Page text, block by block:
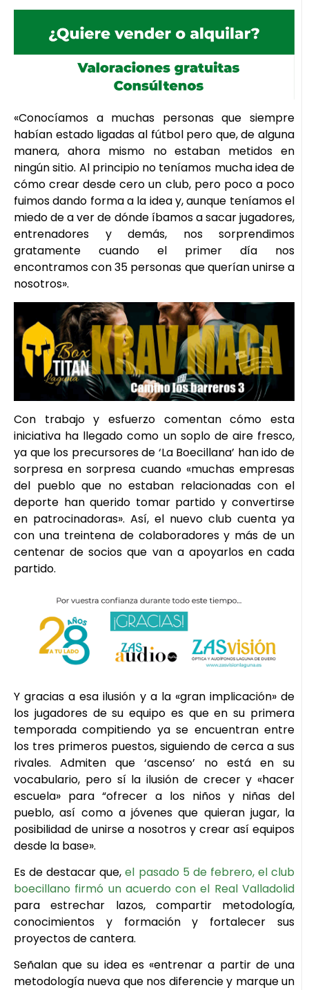
«Conocíamos a muchas personas que siempre
habían estado ligadas al fútbol pero que, de alguna
manera, ahora mismo no estaban metidos en
ningún sitio. Al principio no teníamos mucha idea de
cómo crear desde cero un club, pero poco a poco
fuimos dando forma a la idea y, aunque teníamos el
miedo de a ver de dónde íbamos a sacar jugadores,
entrenadores y demás, nos sorprendimos
gratamente cuando el primer día nos
encontramos con 35 personas que querían unirse a
nosotros».
Con trabajo y esfuerzo comentan cómo esta
iniciativa ha llegado como un soplo de aire fresco,
ya que los precursores de ‘La Boecillana’ han ido de
sorpresa en sorpresa cuando «muchas empresas
del pueblo que no estaban relacionadas con el
deporte han querido tomar partido y convertirse
en patrocinadoras». Así, el nuevo club cuenta ya
con una treintena de colaboradores y más de un
centenar de socios que van a apoyarlos en cada
partido.
Y gracias a esa ilusión y a la «gran implicación» de
los jugadores de su equipo es que en su primera
temporada compitiendo ya se encuentran entre
los tres primeros puestos, siguiendo de cerca a sus
rivales. Admiten que ‘ascenso’ no está en su
vocabulario, pero sí la ilusión de crecer y «hacer
escuela» para “ofrecer a los niños y niñas del
pueblo, así como a jóvenes que quieran jugar, la
posibilidad de unirse a nosotros y crear así equipos
desde la base».
Es de destacar que,el pasado 5 de febrero, el club
boecillano firmó un acuerdo con el Real Valladolid
para estrechar lazos, compartir metodología,
conocimientos y formación y fortalecer sus
proyectos de cantera.
Señalan que su idea es «entrenar a partir de una
metodología nueva que nos diferencie y marque un